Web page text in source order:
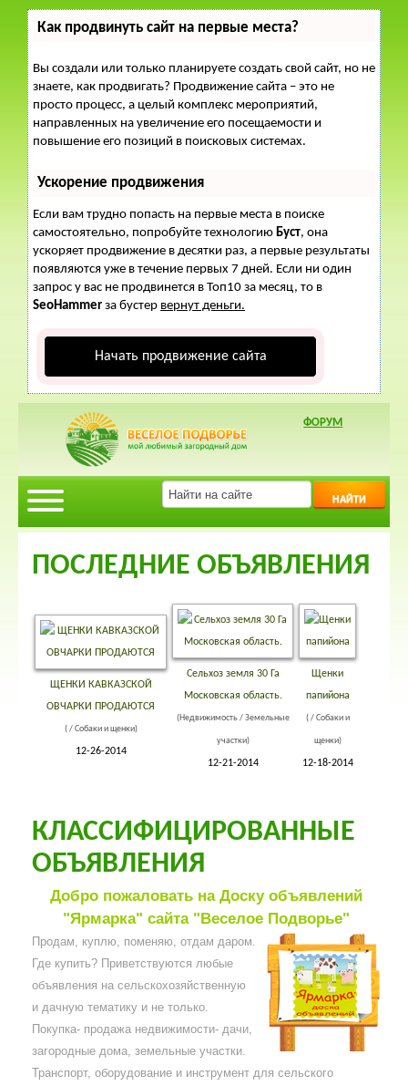
Как продвинуть сайт на первые места?
Вы создали или только планируете создать свой сайт, но не
знаете, как продвигать? Продвижение сайта – это не
просто процесс, а целый комплекс мероприятий,
направленных на увеличение его посещаемости и
повышение его позиций в поисковых системах.
Ускорение продвижения
Если вам трудно попасть на первые места в поиске
самостоятельно, попробуйте технологию Буст, она
ускоряет продвижение в десятки раз, а первые результаты
появляются уже в течение первых 7 дней. Если ни один
запрос у вас не продвинется в Топ10 за месяц, то в
SeoHammer за бустер вернут деньги.
Начать продвижение сайта
ФОРУМ
НАЙТИ
ПОСЛЕДНИЕ ОБЪЯВЛЕНИЯ
ЩЕНКИ КАВКАЗСКОЙ
ОВЧАРКИ ПРОДАЮТСЯ
( / Собаки и щенки)
12-26-2014
Сельхоз земля 30 Га
Московская область.
(Недвижимость / Земельные
участки)
12-21-2014
Щенки
папийона
( / Собаки и
щенки)
12-18-2014
КЛАССИФИЦИРОВАННЫЕ
ОБЪЯВЛЕНИЯ
Добро пожаловать на Доску объявлений
"Ярмарка" сайта "Веселое Подворье"
Продам, куплю, поменяю, отдам даром.
Где купить? Приветствуются любые
объявления на сельскохозяйственную
и дачную тематику и не только.
Покупка- продажа недвижимости- дачи,
загородные дома, земельные участки.
Транспорт, оборудование и инструмент для сельского